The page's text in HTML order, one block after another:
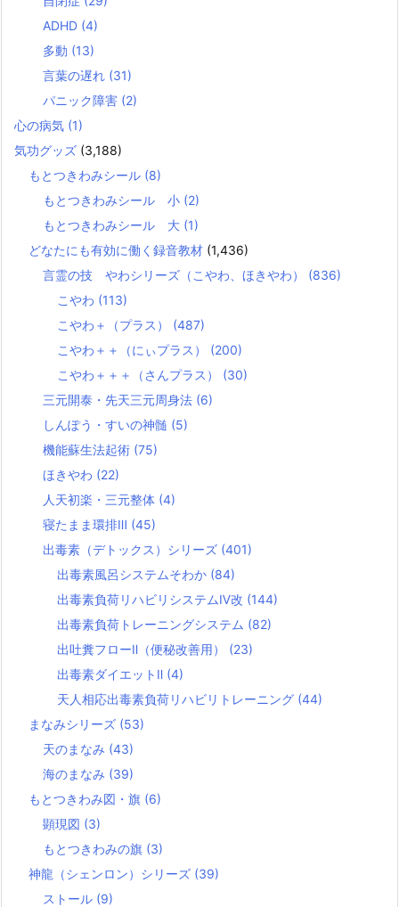
ADHD (4)
多動 (13)
言葉の遅れ (31)
パニック障害 (2)
心の病気 (1)
気功グッズ (3,188)
もとつきわみシール (8)
もとつきわみシール 小 (2)
もとつきわみシール 大 (1)
どなたにも有効に働く録音教材 (1,436)
言霊の技 やわシリーズ（こやわ、ほきやわ） (836)
こやわ (113)
こやわ＋（プラス） (487)
こやわ＋＋（にぃプラス） (200)
こやわ＋＋＋（さんプラス） (30)
三元開泰・先天三元周身法 (6)
しんぽう・すいの神髄 (5)
機能蘇生法起術 (75)
ほきやわ (22)
人天初楽・三元整体 (4)
寝たまま環排Ⅲ (45)
出毒素（デトックス）シリーズ (401)
出毒素風呂システムそわか (84)
出毒素負荷リハビリシステムⅣ改 (144)
出毒素負荷トレーニングシステム (82)
出吐糞フローⅡ（便秘改善用） (23)
出毒素ダイエットⅡ (4)
天人相応出毒素負荷リハビリトレーニング (44)
まなみシリーズ (53)
天のまなみ (43)
海のまなみ (39)
もとつきわみ図・旗 (6)
顕現図 (3)
もとつきわみの旗 (3)
神龍（シェンロン）シリーズ (39)
ストール (9)